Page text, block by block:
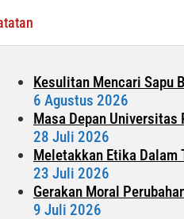
Kesulitan Mencari Sapu
6 Agustus 2026
Masa Depan Universitas
28 Juli 2026
Meletakkan Etika Dalam
23 Juli 2026
Gerakan Moral
9 Juli 2026